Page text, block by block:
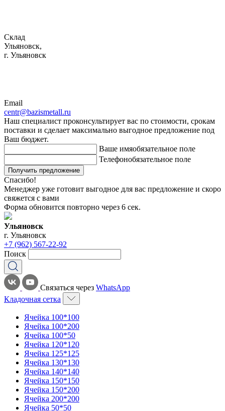
Склад
Ульяновск,
г. Ульяновск
Email
centr@bazismetall.ru
Наш специалист проконсультирует вас по стоимости, срокам
поставки и сделает максимально выгодное предложение под
Ваш бюджет.
Ваше имяобязательное поле
Телефонобязательное поле
Получить предложение
Спасибо!
Менеджер уже готовит выгодное для вас предложение и скоро
свяжется с вами
Форма обновится повторно через 6 сек.
Ульяновск
г. Ульяновск
+7 (962) 567-22-92
Поиск
Связаться через WhatsApp
Кладочная сетка
Ячейка 100*100
Ячейка 100*200
Ячейка 100*50
Ячейка 120*120
Ячейка 125*125
Ячейка 130*130
Ячейка 140*140
Ячейка 150*150
Ячейка 150*200
Ячейка 200*200
Ячейка 50*50